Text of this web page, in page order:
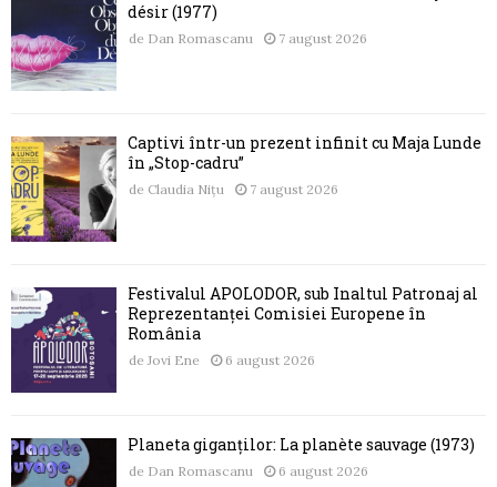
désir (1977)
de Dan Romascanu 7 august 2026
Captivi într-un prezent infinit cu Maja Lunde
în „Stop-cadru”
de Claudia Nițu 7 august 2026
Festivalul APOLODOR, sub Înaltul Patronaj al
Reprezentanței Comisiei Europene în
România
de Jovi Ene 6 august 2026
Planeta giganților: La planète sauvage (1973)
de Dan Romascanu 6 august 2026